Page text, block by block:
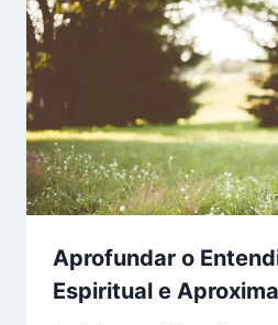
Aprofundar o
Espiritual e